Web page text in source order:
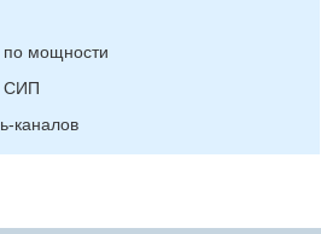
по мощности
СИП
каналов